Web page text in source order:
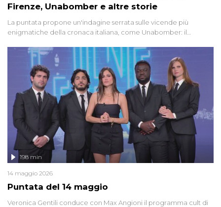
Firenze, Unabomber e altre storie
La puntata propone un'indagine serrata sulle vicende più
enigmatiche della cronaca italiana, come Unabomber: il
'90 e il 2000 che, inquietantemente, potrebbe essere ancora in
libertà. Lo speciale affronta inoltre le zone d'ombra sul Mostro di
Firenze, le cui responsabilità appaiono ancora oggi avvolte in un
groviglio di dubbi mai chiariti. Nel corso dello speciale anche
l'intervista inedita a Olindo Romano, realizzata ne...
Puntata del 14 maggio
198 min
14 maggio 2026
Veronica Gentili conduce con Max Angioni il programma cult di